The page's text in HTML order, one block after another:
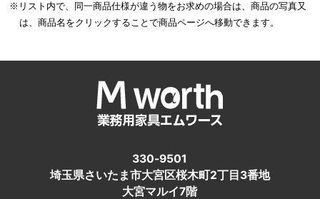
※リスト内で、同一商品仕様が違う物をお求めの場合は、商品の写真又
は、商品名をクリックすることで商品ページへ移動できます。
330-9501
埼玉県さいたま市大宮区桜木町2丁目3番地
大宮マルイ7階